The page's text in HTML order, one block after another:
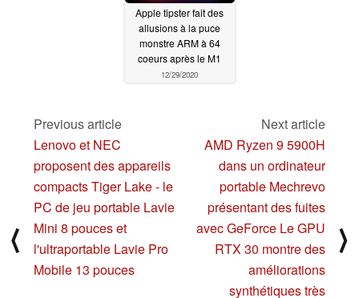
Apple tipster fait des
allusions à la puce
monstre ARM à 64
coeurs après le M1
12/29/2020
⟨
Previous article
Lenovo et NEC
proposent des appareils
compacts Tiger Lake - le
PC de jeu portable Lavie
Mini 8 pouces et
l'ultraportable Lavie Pro
Mobile 13 pouces
Next article
AMD Ryzen 9 5900H
dans un ordinateur
portable Mechrevo
présentant des fuites
avec GeForce Le GPU
RTX 30 montre des
améliorations
synthétiques très
⟩